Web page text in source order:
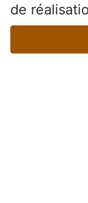
de